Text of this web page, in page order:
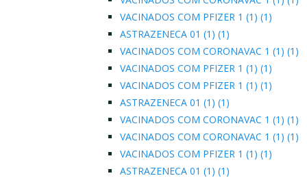
VACINADOS COM PFIZER 1 (1) (1)
ASTRAZENECA 01 (1) (1)
VACINADOS COM CORONAVAC 1 (1) (1)
VACINADOS COM PFIZER 1 (1) (1)
VACINADOS COM PFIZER 1 (1) (1)
ASTRAZENECA 01 (1) (1)
VACINADOS COM CORONAVAC 1 (1) (1)
VACINADOS COM CORONAVAC 1 (1) (1)
VACINADOS COM PFIZER 1 (1) (1)
ASTRAZENECA 01 (1) (1)